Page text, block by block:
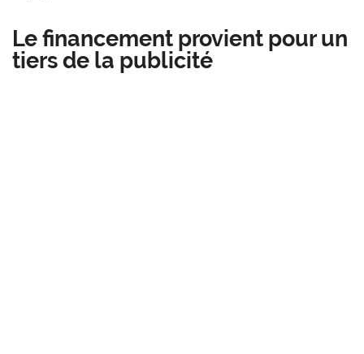
Le financement provient pour un
tiers de la publicité